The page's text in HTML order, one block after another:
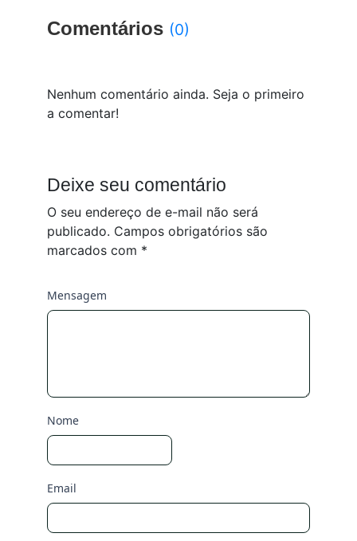
Comentários (0)
Nenhum comentário ainda. Seja o primeiro
a comentar!
Deixe seu comentário
O seu endereço de e-mail não será
publicado. Campos obrigatórios são
marcados com *
Mensagem
Nome
Email